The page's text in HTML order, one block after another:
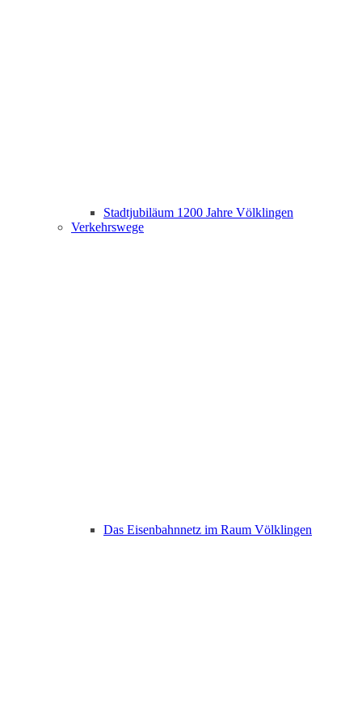
Stadtjubiläum 1200 Jahre Völklingen
Verkehrswege
Das Eisenbahnnetz im Raum Völklingen